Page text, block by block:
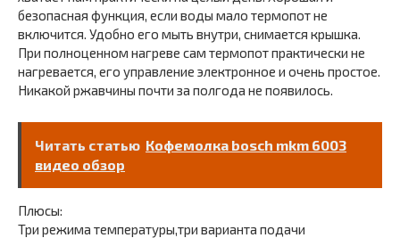
безопасная функция, если воды мало термопот не
включится. Удобно его мыть внутри, снимается крышка.
При полноценном нагреве сам термопот практически не
нагревается, его управление электронное и очень простое.
Никакой ржавчины почти за полгода не появилось.
Читать статью Кофемолка bosch mkm 6003
видео обзор
Плюсы:
Три режима температуры,три варианта подачи